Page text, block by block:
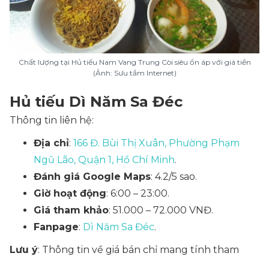
Chất lượng tại Hủ tiếu Nam Vang Trung Còi siêu ổn áp với giá tiền
(Ảnh: Sưu tầm Internet)
Hủ tiếu Dì Năm Sa Đéc
Thông tin liên hệ:
Địa chỉ: 166 Đ. Bùi Thị Xuân, Phường Phạm
Ngũ Lão, Quận 1, Hồ Chí Minh.
Đánh giá Google Maps: 4.2/5 sao.
Giờ hoạt động: 6:00 – 23:00.
Giá tham khảo: 51.000 – 72.000 VNĐ.
Fanpage: Dì Năm Sa Đéc.
Lưu ý: Thông tin về giá bán chỉ mang tính tham